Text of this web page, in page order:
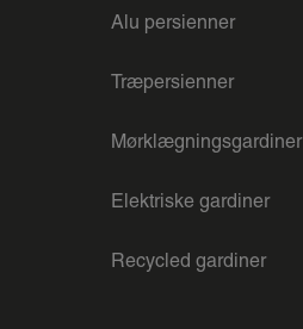
Alu persienner
Træpersienner
Mørklægningsgardiner
Elektriske gardiner
Recycled gardiner